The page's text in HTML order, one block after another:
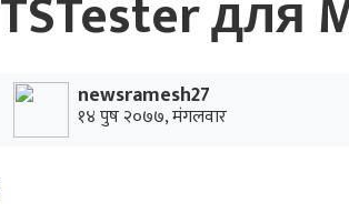
TSTester для
newsramesh27
१४ पुष २०७७, मंगलवार